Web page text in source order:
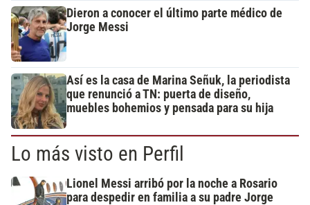
Dieron a conocer el último parte médico de
Jorge Messi
Así es la casa de Marina Señuk, la periodista
que renunció a TN: puerta de diseño,
muebles bohemios y pensada para su hija
Lo más visto en Perfil
Lionel Messi arribó por la noche a Rosario
para despedir en familia a su padre Jorge